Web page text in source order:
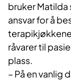
bruker Matilda
ansvar for å
råvarer til
plass.
– På en vanlig